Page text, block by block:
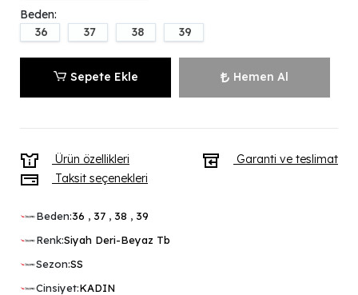
Beden:
36
37 38 39
Sepete Ekle Hemen Al
Ürün özellikleri
Garanti ve teslimat
Taksit seçenekleri
Beden:36 , 37 , 38 , 39
Renk:Siyah Deri-Beyaz Tb
Sezon:SS
Cinsiyet:KADIN